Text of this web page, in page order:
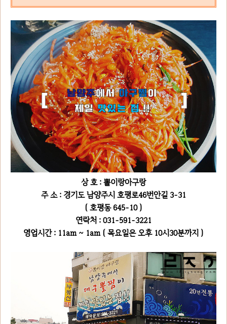
상 호 : 뽈이랑아구랑
주 소 : 경기도 남양주시 호평로46번안길 3-31
( 호평동 645-10 )
연락처 : 031-591-3221
영업시간 : 11am ~ 1am ( 목요일은 오후 10시30분까지 )